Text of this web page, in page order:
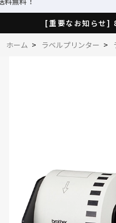
[重要なお知らせ]
ホーム > ラベルプリンター >